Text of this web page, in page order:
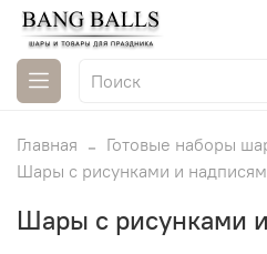
Главная
Готовые наборы
Шары с рисунками и
Шары с рисунками